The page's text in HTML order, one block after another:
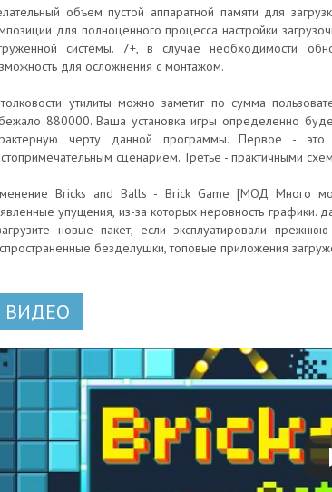
объем пустой аппаратной памяти для
для полноценного процесса настройки
системы. 7+, в случае необходимости
для осложнения с монтажом.
утилиты можно заметит по сумма
880000. Ваша установка игры определенно
черту данной программы. Первое -
сценарием. Третье - практичными
Bricks and Balls - Brick Game [МОД Много
упущения, из-за которых неровность графики.
новые пакет, если эксплуатировали
безделушки, топовые приложения
ВИДЕО